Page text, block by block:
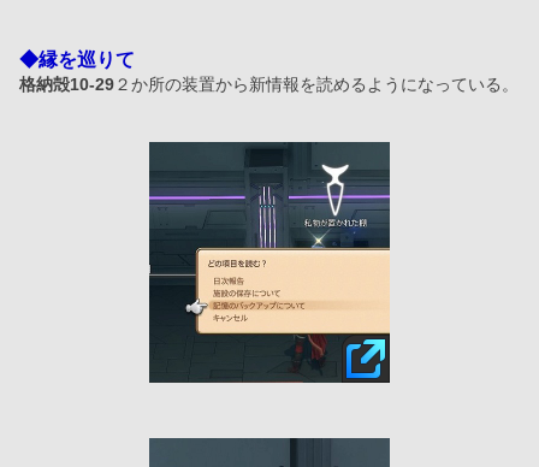
◆縁を巡りて
格納殻10-29２か所の装置から新情報を読めるようになっている。